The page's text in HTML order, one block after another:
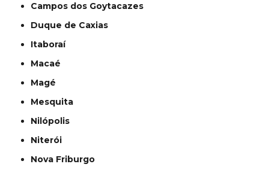
Campos dos Goytacazes
Duque de Caxias
Itaboraí
Macaé
Magé
Mesquita
Nilópolis
Niterói
Nova Friburgo